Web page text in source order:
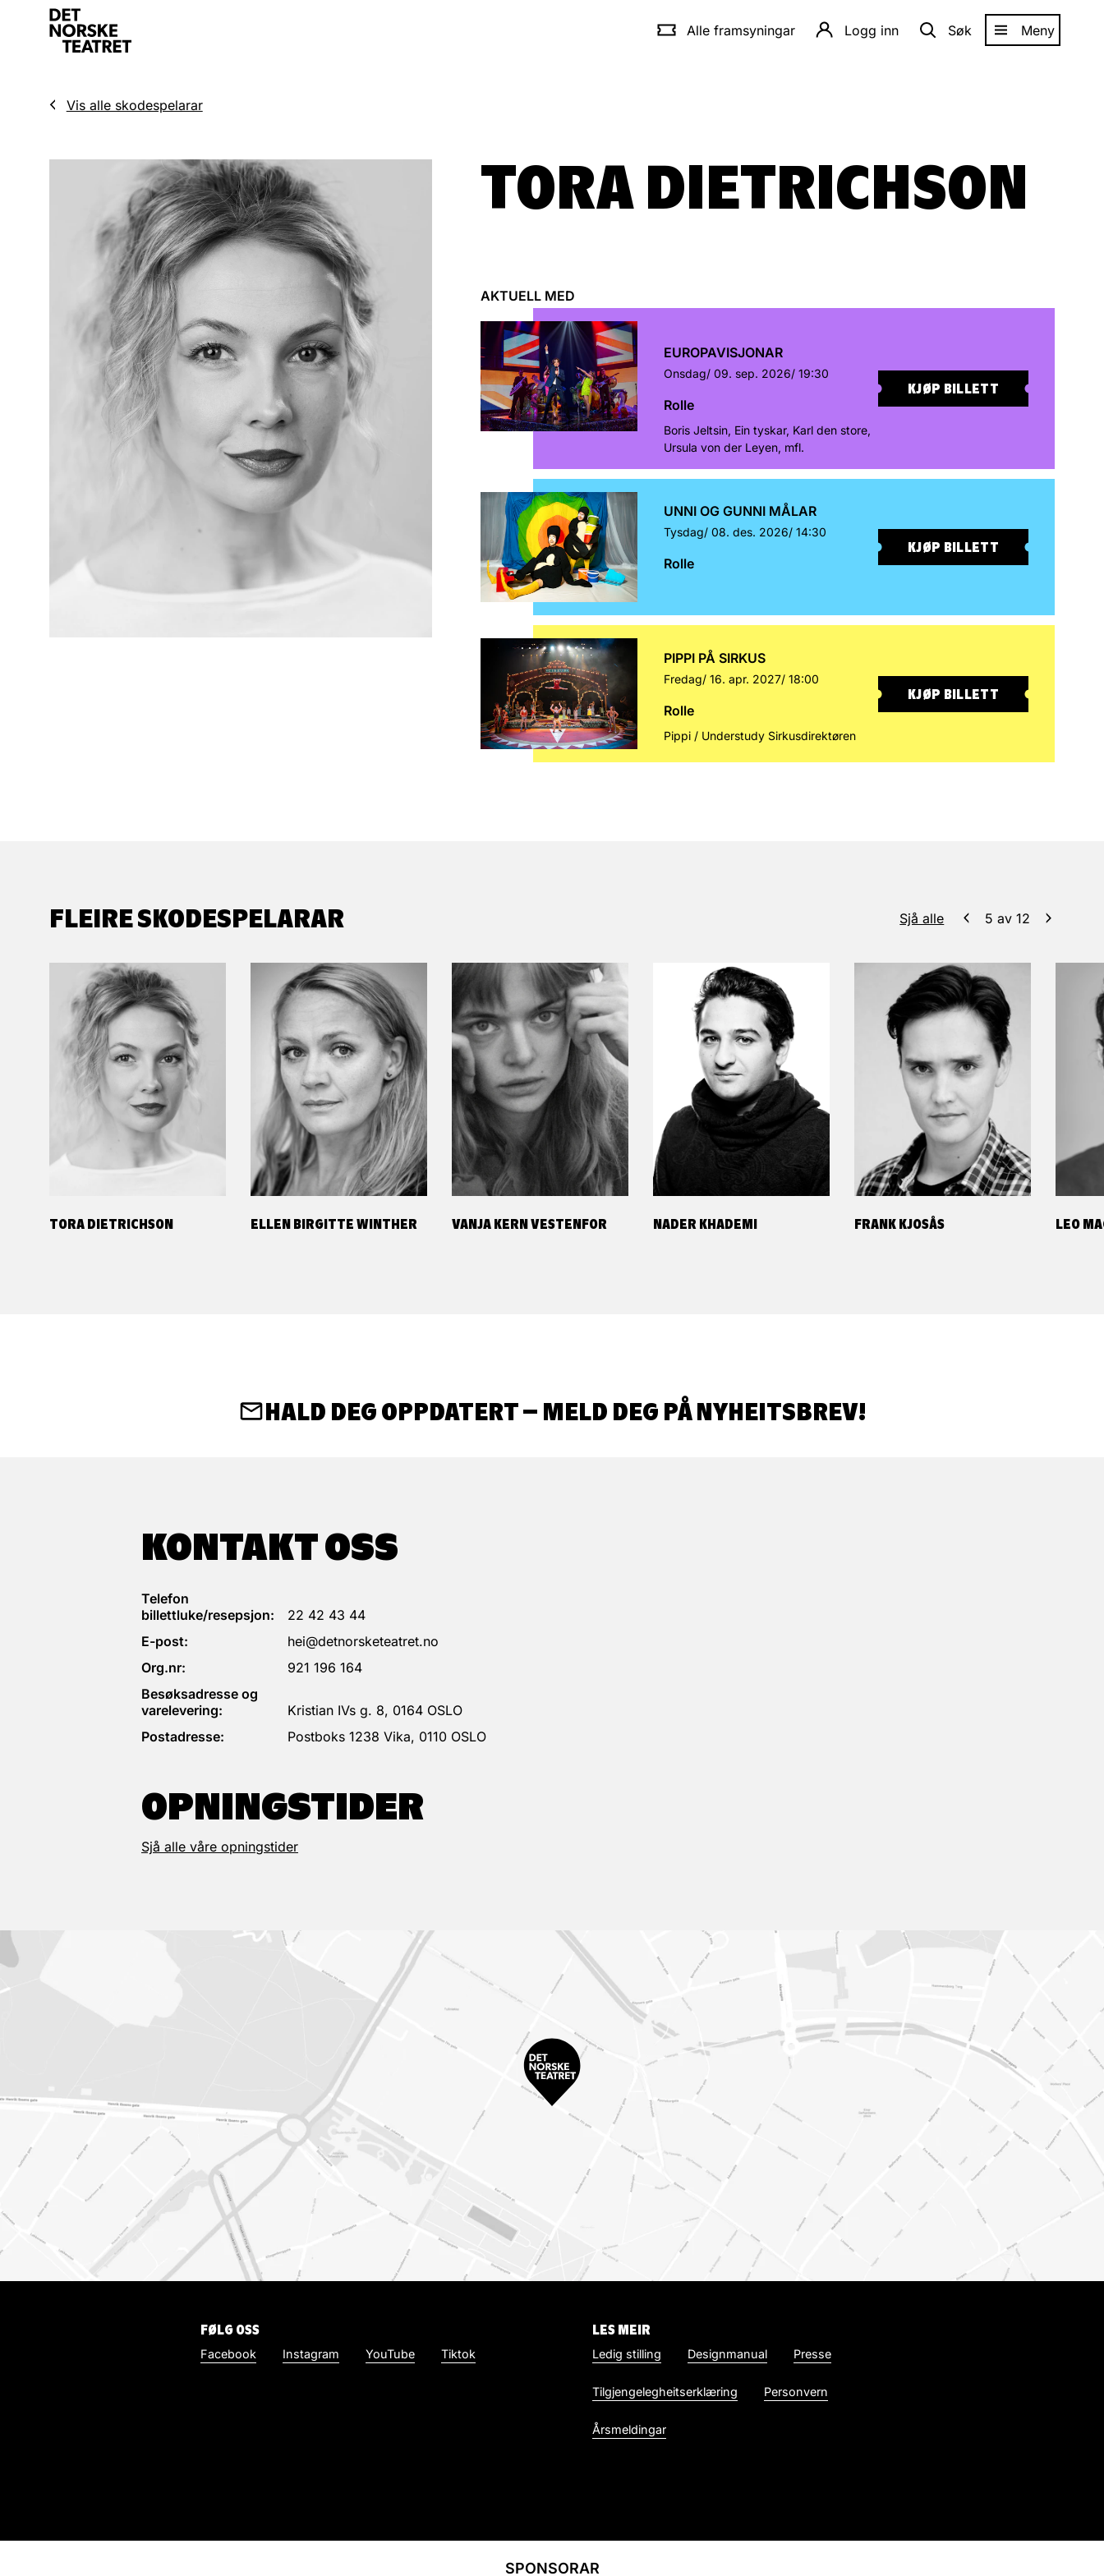
Alle framsyningar Logg inn Søk Meny
Vis alle skodespelarar
TORA DIETRICHSON
AKTUELL MED
EUROPAVISJONAR
Onsdag/ 09. sep. 2026/ 19:30
Rolle
Boris Jeltsin, Ein tyskar, Karl den store,
Ursula von der Leyen, mfl.
KJØP BILLETT
UNNI OG GUNNI MÅLAR
Tysdag/ 08. des. 2026/ 14:30
Rolle
KJØP BILLETT
PIPPI PÅ SIRKUS
Fredag/ 16. apr. 2027/ 18:00
Rolle
Pippi / Understudy Sirkusdirektøren
KJØP BILLETT
FLEIRE SKODESPELARAR Sjå alle 5 av 12
TORA DIETRICHSON ELLEN BIRGITTE WINTHER VANJA KERN VESTENFOR NADER KHADEMI FRANK KJOSÅS LEO
HALD DEG OPPDATERT – MELD DEG PÅ NYHEITSBREV!
KONTAKT OSS
Telefon
billettluke/resepsjon:
22 42 43 44
E-post:
hei@detnorsketeatret.no
Org.nr:
921 196 164
Besøksadresse og
varelevering:
Kristian IVs g. 8, 0164 OSLO
Postadresse:
Postboks 1238 Vika, 0110 OSLO
OPNINGSTIDER
Sjå alle våre opningstider
FØLG OSS
Facebook Instagram YouTube Tiktok
LES MEIR
Ledig stilling Designmanual Presse
Tilgjengelegheitserklæring Personvern
Årsmeldingar
SPONSORAR